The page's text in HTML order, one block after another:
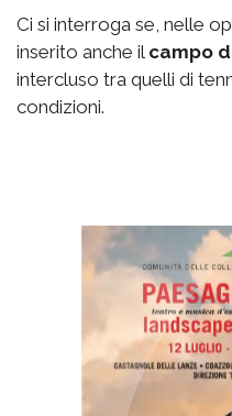
Ci si interroga se, nelle
inserito anche il campo
intercluso tra quelli di
condizioni.